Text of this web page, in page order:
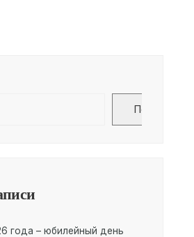
Поиск
года – юбилейный день